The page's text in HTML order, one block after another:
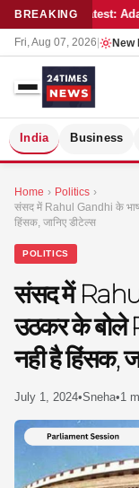
BREAKINGLatest:
Fri, Aug 07, 2026 New
India Business
Home › Politics ›
संसद में Rahul Gandhi के
हिंसक, जानिए डीटेल्स
POLITICS
संसद में
उठकर के बोले
नही है हिंसक,
July 1, 2024•Sneha•1